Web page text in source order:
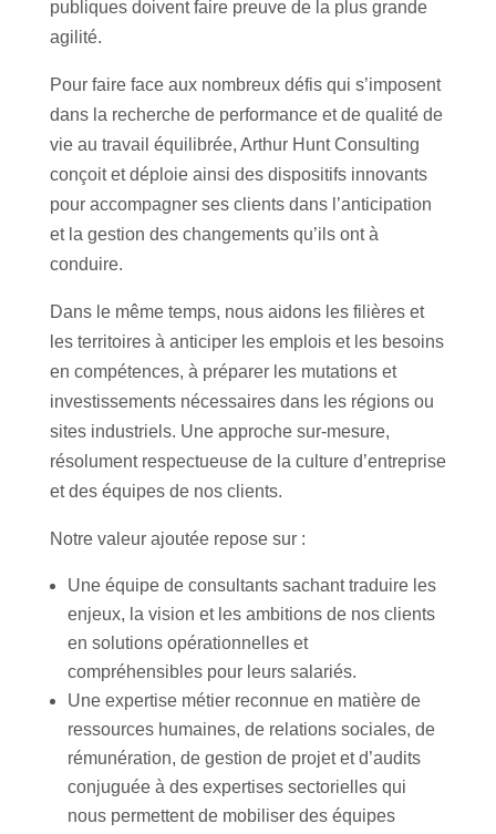
publiques doivent faire preuve de la plus grande
agilité.
Pour faire face aux nombreux défis qui s’imposent
dans la recherche de performance et de qualité de
vie au travail équilibrée, Arthur Hunt Consulting
conçoit et déploie ainsi des dispositifs innovants
pour accompagner ses clients dans l’anticipation
et la gestion des changements qu’ils ont à
conduire.
Dans le même temps, nous aidons les filières et
les territoires à anticiper les emplois et les besoins
en compétences, à préparer les mutations et
investissements nécessaires dans les régions ou
sites industriels. Une approche sur-mesure,
résolument respectueuse de la culture d’entreprise
et des équipes de nos clients.
Notre valeur ajoutée repose sur :
Une équipe de consultants sachant traduire les
enjeux, la vision et les ambitions de nos clients
en solutions opérationnelles et
compréhensibles pour leurs salariés.
Une expertise métier reconnue en matière de
ressources humaines, de relations sociales, de
rémunération, de gestion de projet et d’audits
conjuguée à des expertises sectorielles qui
nous permettent de mobiliser des équipes